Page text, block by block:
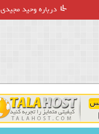
درباره وحید مجیدی